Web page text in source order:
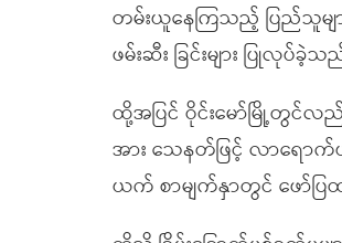
တမ်းယူနေကြသည့် ပြည်သူမျာ
ဖမ်းဆီး ခြင်းများ ပြုလုပ်ခဲ့သ
ထို့အပြင် ဝိုင်းမော်မြို့တွင်
အား သေနတ်ဖြင့် လာရောက်
ယက် စာမျက်နှာတွင် ဖော်ပြ